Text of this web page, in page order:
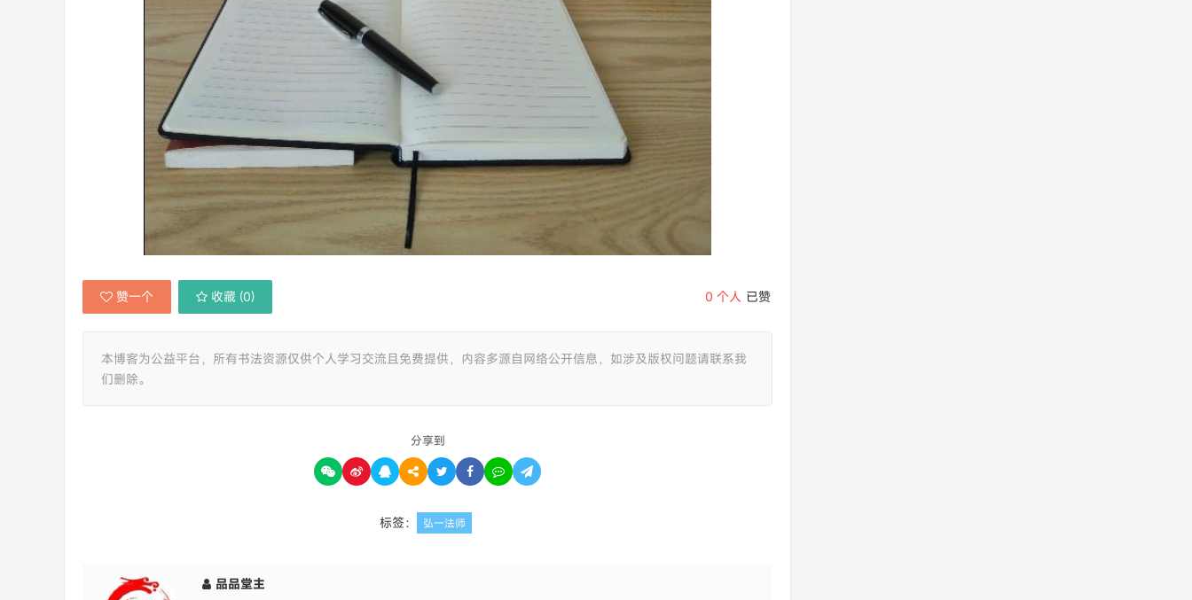
0 个人 已赞
赞一个 收藏 (0)
本博客为公益平台，所有书法资源仅供个人学习交流且免费提供，内容多源自网络公开信息，如涉及版权问题请联系我
们删除。
分享到
标签： 弘一法师
品品堂主